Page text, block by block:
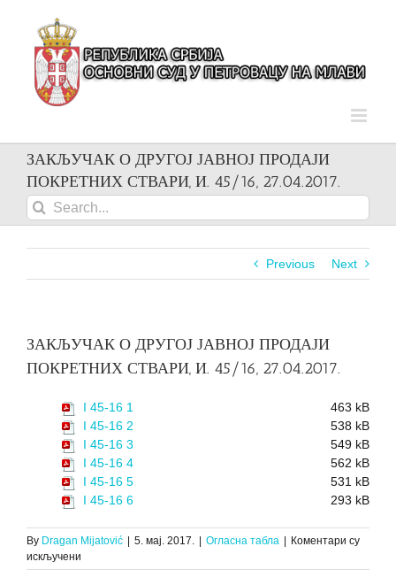
content
ЗАКЉУЧАК О ДРУГОЈ ЈАВНОЈ ПРОДАЈИ
ПОКРЕТНИХ СТВАРИ, И. 45/16, 27.04.2017.
Search
for:
Previous Next
ЗАКЉУЧАК О ДРУГОЈ ЈАВНОЈ ПРОДАЈИ
ПОКРЕТНИХ СТВАРИ, И. 45/16, 27.04.2017.
I 45-16 1
463 kB
I 45-16 2
538 kB
I 45-16 3
549 kB
I 45-16 4
562 kB
I 45-16 5
531 kB
I 45-16 6
293 kB
By Dragan Mijatović 5. мај. 2017. Огласна табла
Коментари су
искључени
ЗАКЉУЧАК